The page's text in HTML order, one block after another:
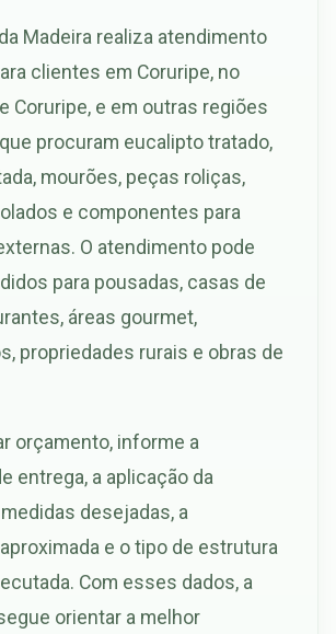
Madeira realiza atendimento
clientes em Coruripe, no
Coruripe, e em outras regiões
procuram eucalipto tratado,
mourões, peças roliças,
e componentes para
O atendimento pode
para pousadas, casas de
áreas gourmet,
propriedades rurais e obras de
orçamento, informe a
entrega, a aplicação da
desejadas, a
e o tipo de estrutura
Com esses dados, a
orientar a melhor